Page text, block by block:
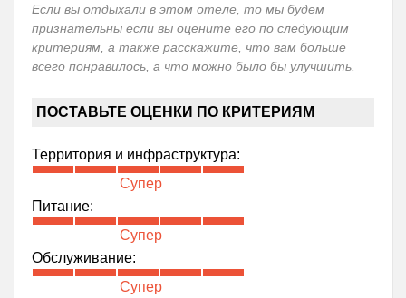
Если вы отдыхали в этом отеле, то мы будем
признательны если вы оцените его по следующим
критериям, а также расскажите, что вам больше
всего понравилось, а что можно было бы улучшить.
ПОСТАВЬТЕ ОЦЕНКИ ПО КРИТЕРИЯМ
Территория и инфраструктура:
Супер
Питание:
Супер
Обслуживание:
Супер